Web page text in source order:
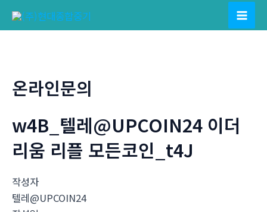
Main
온라인문의
w4B_텔레@UPCOIN24 이더
리움 리플 모든코인_t4J
작성자
텔레@UPCOIN24